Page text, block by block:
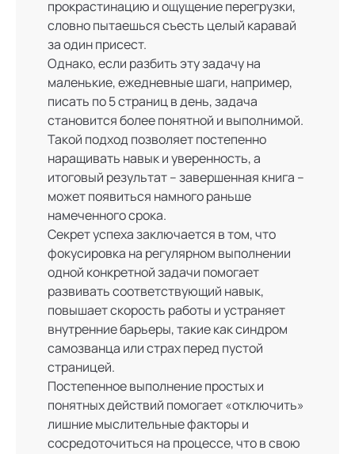
прокрастинацию и ощущение перегрузки,
словно пытаешься съесть целый каравай
за один присест.
Однако, если разбить эту задачу на
маленькие, ежедневные шаги, например,
писать по 5 страниц в день, задача
становится более понятной и выполнимой.
Такой подход позволяет постепенно
наращивать навык и уверенность, а
итоговый результат – завершенная книга –
может появиться намного раньше
намеченного срока.
Секрет успеха заключается в том, что
фокусировка на регулярном выполнении
одной конкретной задачи помогает
развивать соответствующий навык,
повышает скорость работы и устраняет
внутренние барьеры, такие как синдром
самозванца или страх перед пустой
страницей.
Постепенное выполнение простых и
понятных действий помогает «отключить»
лишние мыслительные факторы и
сосредоточиться на процессе, что в свою